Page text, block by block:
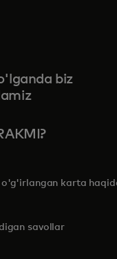
biz
o'g'irlangan karta
savollar